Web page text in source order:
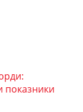
показники